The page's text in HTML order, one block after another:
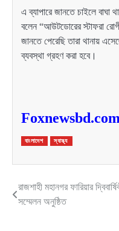
এ ব্যাপারে জানতে চাইলে বাঘা
বলেন “আউটডোরের স্টাফরা
জানতে পেরেছি তারা থানায়
ব্যবস্থা গ্রহণ করা হবে।
Foxnewsbd.com
বাংলাদেশ স্বাস্থ্য
Post
navigation
রাজশাহী মহানগর ফারিয়ার
সম্মেলন অনুষ্ঠিত